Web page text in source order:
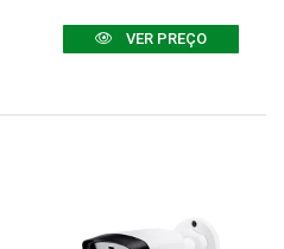
VER PREÇO